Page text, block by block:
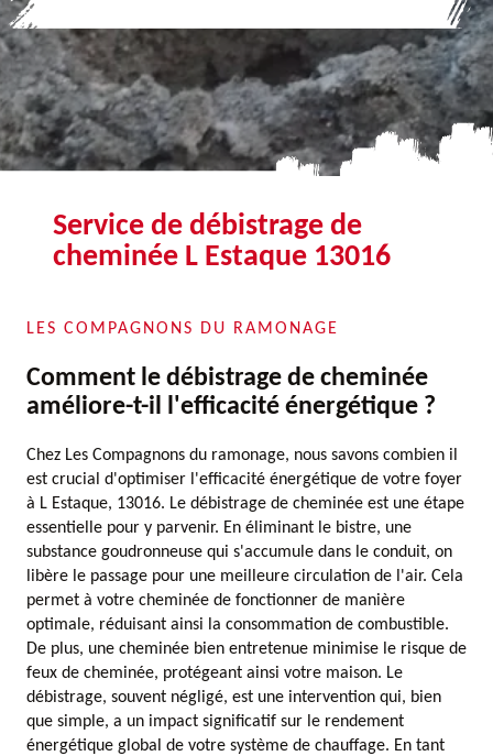
Service de débistrage de
cheminée L Estaque 13016
LES COMPAGNONS DU RAMONAGE
Comment le débistrage de cheminée
améliore-t-il l'efficacité énergétique ?
Chez Les Compagnons du ramonage, nous savons combien il
est crucial d'optimiser l'efficacité énergétique de votre foyer
à L Estaque, 13016. Le débistrage de cheminée est une étape
essentielle pour y parvenir. En éliminant le bistre, une
substance goudronneuse qui s'accumule dans le conduit, on
libère le passage pour une meilleure circulation de l'air. Cela
permet à votre cheminée de fonctionner de manière
optimale, réduisant ainsi la consommation de combustible.
De plus, une cheminée bien entretenue minimise le risque de
feux de cheminée, protégeant ainsi votre maison. Le
débistrage, souvent négligé, est une intervention qui, bien
que simple, a un impact significatif sur le rendement
énergétique global de votre système de chauffage. En tant